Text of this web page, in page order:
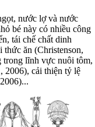
nước lợ và nước
bé này có nhiều công
tái chế chất dinh
ăn (Christenson,
trong lĩnh vực nuôi tôm,
2006), cải thiện tỷ lệ